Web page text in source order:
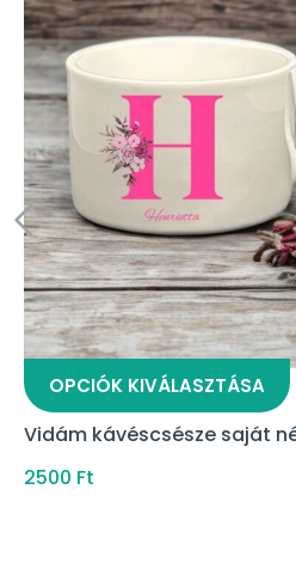
OPCIÓK KIVÁLASZTÁSA
Vidám kávéscsésze saját
2500 Ft